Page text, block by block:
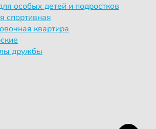
особых детей и подростков
спортивная
квартира
дружбы